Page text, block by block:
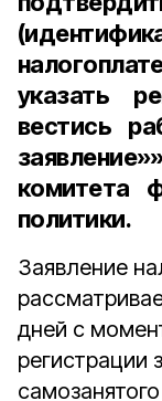
указать
вестись
комитета
политики.
Заявление
дней с
регистрации